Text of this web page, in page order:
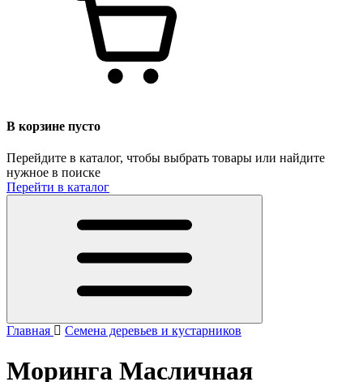
В корзине пусто
Перейдите в каталог, чтобы выбрать товары или найдите
нужное в поиске
Перейти в каталог
Главная Семена деревьев и кустарников
Моринга Масличная